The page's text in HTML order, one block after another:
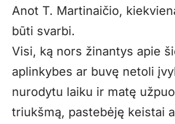
Anot T. Martinaičio,
būti svarbi.
Visi, ką nors žinantys apie
aplinkybes ar buvę netoli
nurodytu laiku ir matę
triukšmą, pastebėję keistai